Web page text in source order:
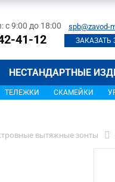
9:00 до 18:00
41-12
spb@zavod-
ЗАКАЗАТЬ
НЕСТАНДАРТНЫЕ
ТЕЛЕЖКИ СКАМЕЙКИ
вытяжные зонты